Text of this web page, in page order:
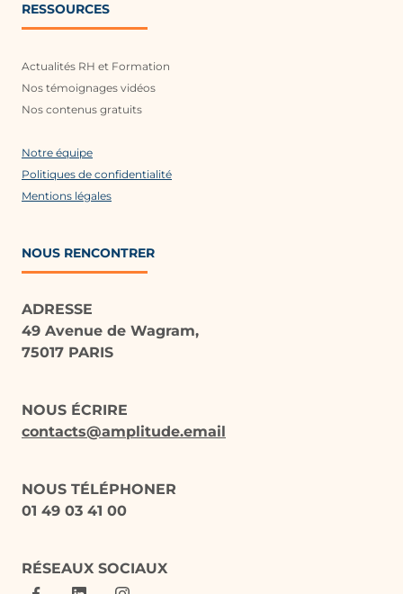
RESSOURCES
Actualités RH et Formation
Nos témoignages vidéos
Nos contenus gratuits
Notre équipe
Politiques de confidentialité
Mentions légales
NOUS RENCONTRER
ADRESSE
49 Avenue de Wagram,
75017 PARIS
NOUS ÉCRIRE
contacts@amplitude.email
NOUS TÉLÉPHONER
01 49 03 41 00
RÉSEAUX SOCIAUX